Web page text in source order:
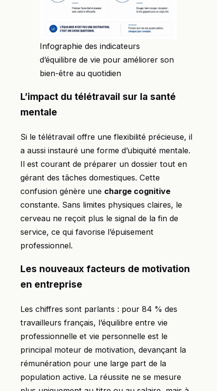
Infographie des indicateurs
d’équilibre de vie pour améliorer son
bien-être au quotidien
L’impact du télétravail sur la santé
mentale
Si le télétravail offre une flexibilité précieuse, il
a aussi instauré une forme d’ubiquité mentale.
Il est courant de préparer un dossier tout en
gérant des tâches domestiques. Cette
confusion génère une charge cognitive
constante. Sans limites physiques claires, le
cerveau ne reçoit plus le signal de la fin de
service, ce qui favorise l’épuisement
professionnel.
Les nouveaux facteurs de motivation
en entreprise
Les chiffres sont parlants : pour 84 % des
travailleurs français, l’équilibre entre vie
professionnelle et vie personnelle est le
principal moteur de motivation, devançant la
rémunération pour une large part de la
population active. La réussite ne se mesure